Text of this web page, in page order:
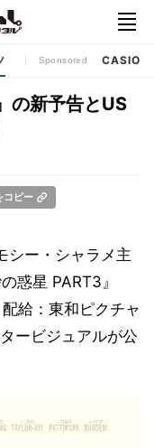
Sponsored CASIO
の新予告とUS
コピー
シー・シャラメ主
惑星 PART3』
給：東和ピクチャ
ービジュアルが公